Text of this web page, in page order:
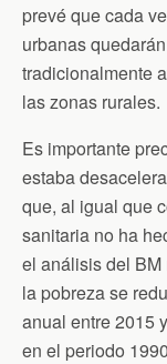
prevé que cada
urbanas
tradicionalmente
las zonas rurales.
Es importante
estaba
que, al igual que
sanitaria no ha
el análisis del
la pobreza se
anual entre 2015
en el periodo